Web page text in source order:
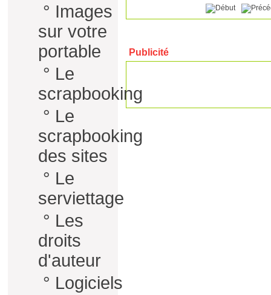
° Images
sur votre
portable
° Le
scrapbooking
° Le
scrapbooking
des sites
° Le
serviettage
° Les
droits
d'auteur
° Logiciels
Publicité